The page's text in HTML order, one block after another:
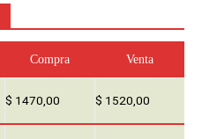
Compra Venta
$ 1470,00 $ 1520,00